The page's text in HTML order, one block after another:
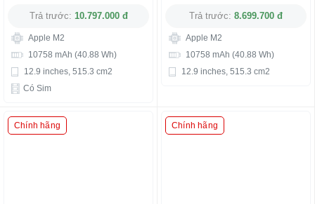
Trả trước: 10.797.000 đ
Apple M2
10758 mAh (40.88 Wh)
12.9 inches, 515.3 cm2
Có Sim
Trả trước: 8.699.700 đ
Apple M2
10758 mAh (40.88 Wh)
12.9 inches, 515.3 cm2
Chính hãng Chính hãng